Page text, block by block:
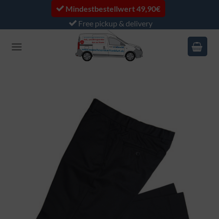
content
Mindestbestellwert 49,90€
Free pickup & delivery